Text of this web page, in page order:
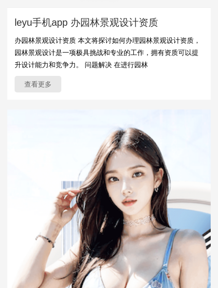
leyu手机app 办园林景观设计资质
办园林景观设计资质 本文将探讨如何办理园林景观设计资质，
园林景观设计是一项极具挑战和专业的工作，拥有资质可以提
升设计能力和竞争力。 问题解决 在进行园林
查看更多